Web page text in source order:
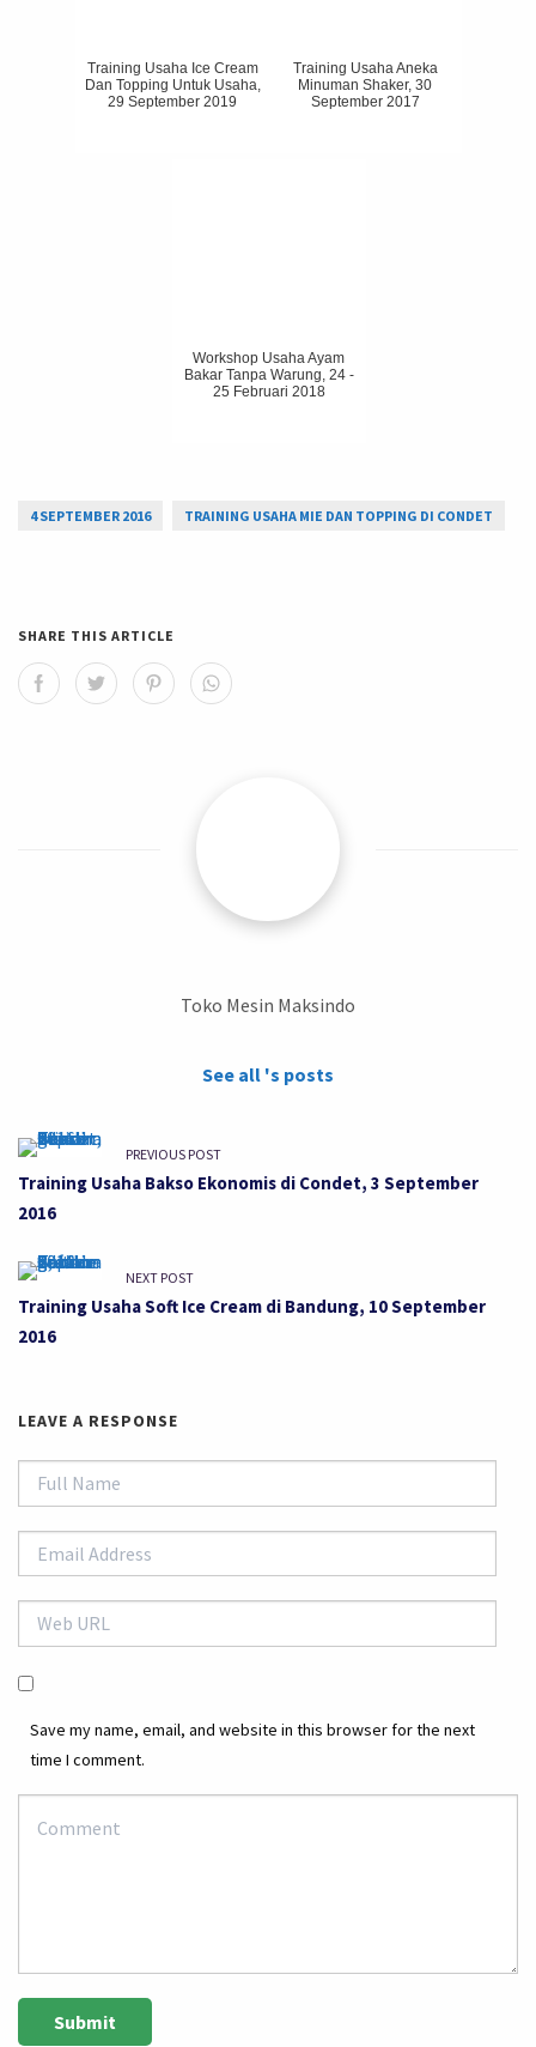
Training Usaha Ice Cream
Dan Topping Untuk Usaha,
29 September 2019
Training Usaha Aneka
Minuman Shaker, 30
September 2017
Workshop Usaha Ayam
Bakar Tanpa Warung, 24 -
25 Februari 2018
4 SEPTEMBER 2016 TRAINING USAHA MIE DAN TOPPING DI CONDET
SHARE THIS ARTICLE
Toko Mesin Maksindo
See all 's posts
PREVIOUS POST
Training Usaha Bakso Ekonomis di Condet, 3 September
2016
NEXT POST
Training Usaha Soft Ice Cream di Bandung, 10 September
2016
LEAVE A RESPONSE
Save my name, email, and website in this browser for the next
time I comment.